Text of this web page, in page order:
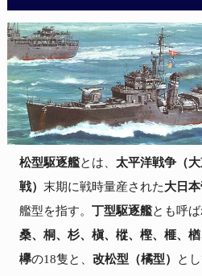
松型駆逐艦とは、 太平洋戦争（
戦） 末期に戦時量産された大日
艦型を指す。 丁型駆逐艦とも呼ば
桑、桐、杉、槇、樅、樫、榧、楢
欅の18隻と、 改松型（橘型） と